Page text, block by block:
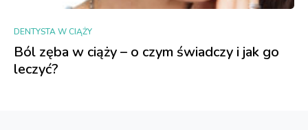
DENTYSTA W CIĄŻY
Ból zęba w ciąży – o czym świadczy i jak go
leczyć?